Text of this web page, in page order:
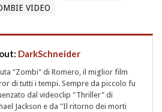
VIDEO
DarkSchneider
"Zombi" di Romero, il miglior film
di tutti i tempi. Sempre da piccolo fu
dal videoclip "Thriller" di
Jackson e da "Il ritorno dei morti